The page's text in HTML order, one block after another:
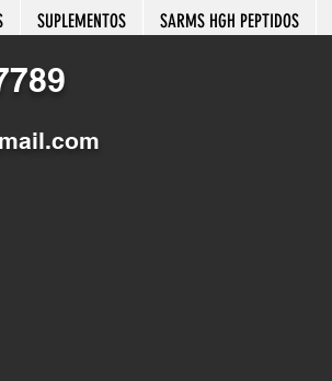
SUPLEMENTOS SARMS HGH PEPTIDOS